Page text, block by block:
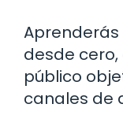
desde
público
canales de